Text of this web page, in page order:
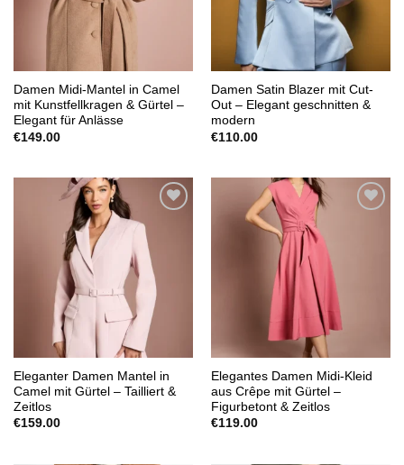
Damen Midi-Mantel in Camel
mit Kunstfellkragen & Gürtel –
Elegant für Anlässe
€149.00
Damen Satin Blazer mit Cut-
Out – Elegant geschnitten &
modern
€110.00
Eleganter Damen Mantel in
Camel mit Gürtel – Tailliert &
Zeitlos
€159.00
Elegantes Damen Midi-Kleid
aus Crêpe mit Gürtel –
Figurbetont & Zeitlos
€119.00